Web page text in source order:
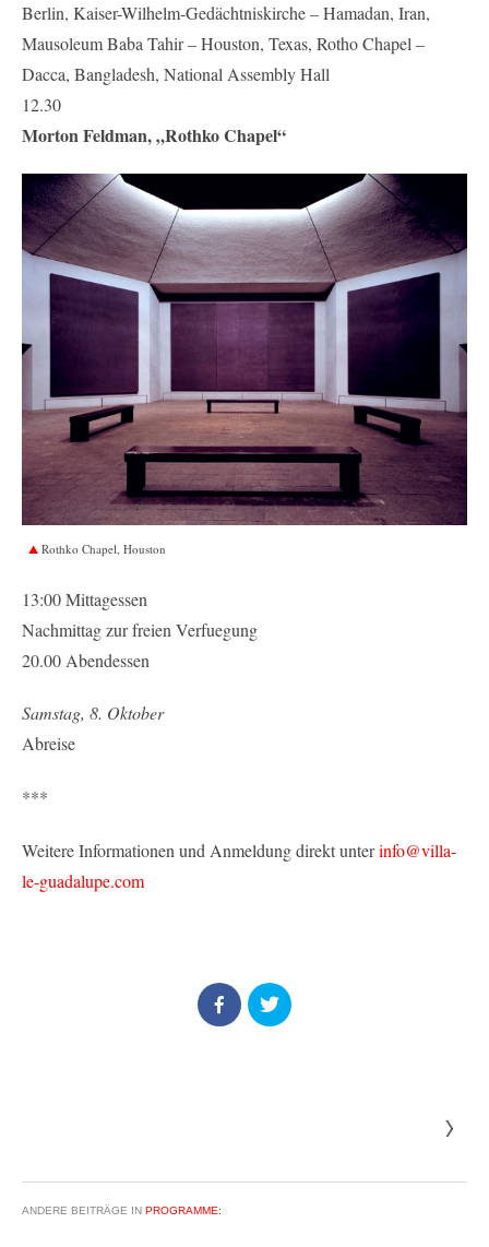
Berlin, Kaiser-Wilhelm-Gedächtniskirche – Hamadan, Iran,
Mausoleum Baba Tahir – Houston, Texas, Rotho Chapel –
Dacca, Bangladesh, National Assembly Hall
12.30
Morton Feldman, „Rothko Chapel“
Rothko Chapel, Houston
13:00 Mittagessen
Nachmittag zur freien Verfuegung
20.00 Abendessen
Samstag, 8. Oktober
Abreise
***
Weitere Informationen und Anmeldung direkt unterinfo@villa-
le-guadalupe.com
ANDERE BEITRÄGE IN PROGRAMME: